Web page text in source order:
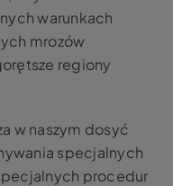
warunkach
mrozów
regiony
w naszym dosyć
specjalnych
procedur